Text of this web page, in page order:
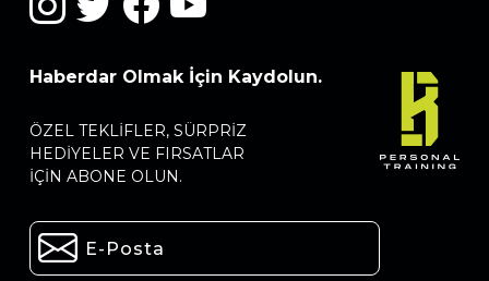
Haberdar Olmak İçin Kaydolun.
ÖZEL TEKLIFLER, SÜRPRIZ
HEDIYELER VE FIRSATLAR
IÇIN ABONE OLUN.